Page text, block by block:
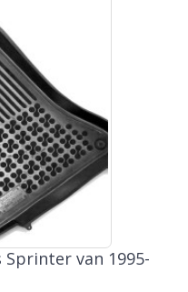
van 1995-